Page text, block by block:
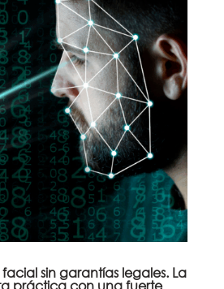
sin garantías legales. La